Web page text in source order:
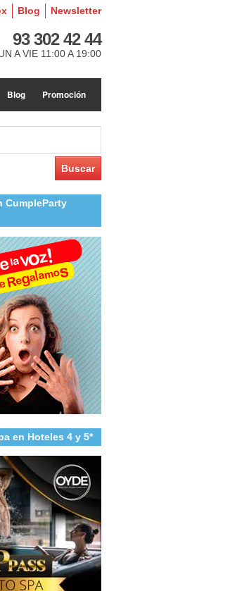
Newsletter
Blog
93 302 42 44
A VIE 11:00 A 19:00
Blog Promoción
CumpleParty
en Hoteles 4 y 5*